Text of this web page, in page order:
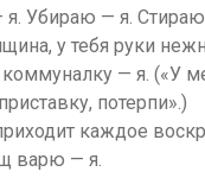
Убираю — я.
у тебя руки
— я. («У
потерпи».)
каждое
варю — я.